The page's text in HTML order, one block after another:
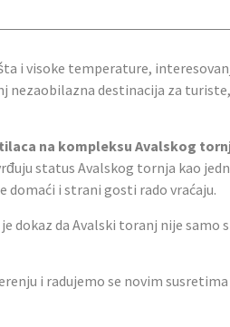
i visoke temperature,
nezaobilazna destinacija za
na kompleksu Avalskog
status Avalskog tornja kao
domaći i strani gosti rado vraćaju.
dokaz da Avalski toranj nije samo
i radujemo se novim susretima